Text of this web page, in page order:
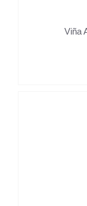
Viña